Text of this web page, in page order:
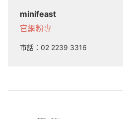
minifeast
官網粉專
市話： 02 2239 3316